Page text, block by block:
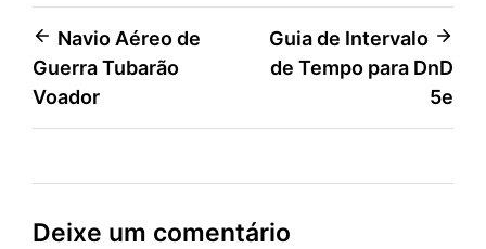
Navegação
de
Navio Aéreo de
Guerra Tubarão
Voador
Guia de Intervalo
de Tempo para DnD
5e
Deixe um comentário